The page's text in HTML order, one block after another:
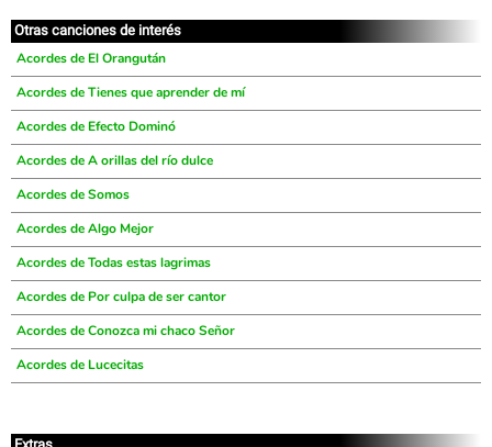
Otras canciones de interés
Acordes de El Orangután
Acordes de Tienes que aprender de mí
Acordes de Efecto Dominó
Acordes de A orillas del río dulce
Acordes de Somos
Acordes de Algo Mejor
Acordes de Todas estas lagrimas
Acordes de Por culpa de ser cantor
Acordes de Conozca mi chaco Señor
Acordes de Lucecitas